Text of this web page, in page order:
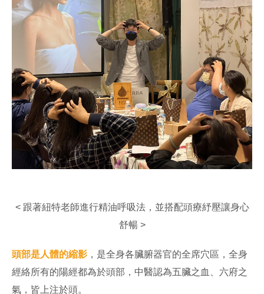
< 跟著紐特老師進行精油呼吸法，並搭配頭療紓壓讓身心
舒暢 >
頭部是人體的縮影 ，是全身各臟腑器官的全席穴區，全身
經絡所有的陽經都為於頭部，中醫認為五臟之血、六府之
氣，皆上注於頭。